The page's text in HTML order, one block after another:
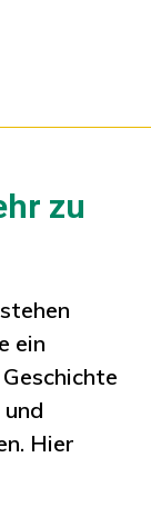
zu
ein
Hier